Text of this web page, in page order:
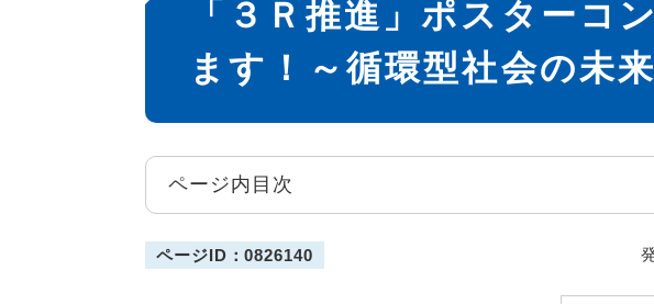
文
「３Ｒ推進」ポスターコ
ます！～循環型社会の未
ページ内目次
ページID：0826140